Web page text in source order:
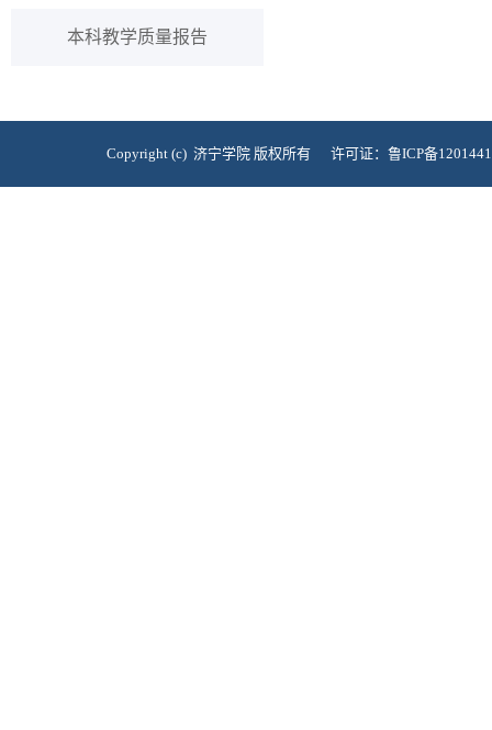
本科教学质量报告
Copyright (c) 济宁学院 版权所有 许可证：鲁ICP备